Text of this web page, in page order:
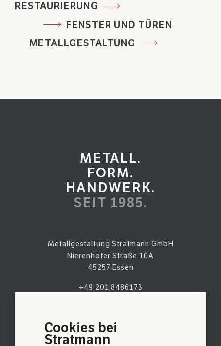
RESTAURIERUNG
FENSTER UND TÜREN
METALLGESTALTUNG
METALL.
FORM.
HANDWERK.
SEIT 1985.
Metallgestaltung Stratmann GmbH
Nierenhofer Straße 10A
45257 Essen
+49 201 8486173
Cookies bei
Stratmann